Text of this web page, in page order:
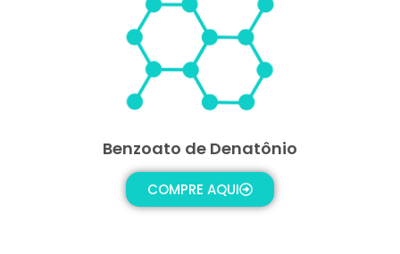
Benzoato de Denatônio
COMPRE AQUI